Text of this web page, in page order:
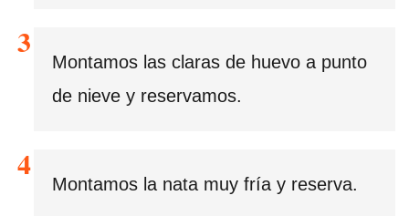
Montamos las claras de huevo a punto
de nieve y reservamos.
Montamos la nata muy fría y reserva.